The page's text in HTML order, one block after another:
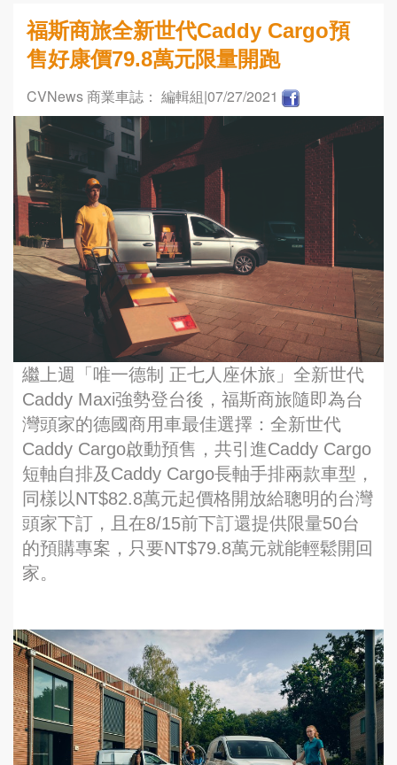
福斯商旅全新世代Caddy Cargo預
售好康價79.8萬元限量開跑
CVNews 商業車誌： 編輯組|07/27/2021
繼上週「唯一德制 正七人座休旅」全新世代
Caddy Maxi強勢登台後，福斯商旅隨即為台
灣頭家的德國商用車最佳選擇：全新世代
Caddy Cargo啟動預售，共引進Caddy Cargo
短軸自排及Caddy Cargo長軸手排兩款車型，
同樣以NT$82.8萬元起價格開放給聰明的台灣
頭家下訂，且在8/15前下訂還提供限量50台
的預購專案，只要NT$79.8萬元就能輕鬆開回
家。